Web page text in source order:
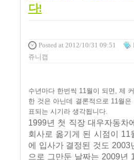
다!
Posted at 2012/10/31 09:51
쥬니캡
수년마다 한번씩 11 월이 되면 ,제
한 것은 아닌데 결론적으로 11 월은
표되는 시기라 생각됩니다
1999년 첫 직장 대우자동차
회사로 옮기게 된 시점이 11
에 입사가 결정된 것도 2003
으로 그만둔 날짜는 2009년